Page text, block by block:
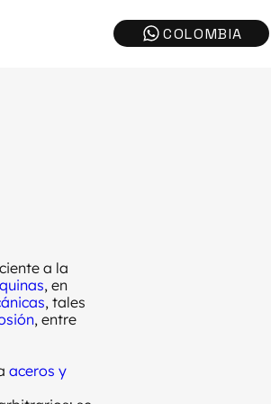
a la
, en
, tales
, entre
aceros y